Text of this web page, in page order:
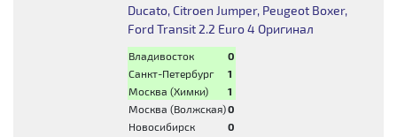
Ducato, Citroen Jumper, Peugeot Boxer,
Ford Transit 2.2 Euro 4 Оригинал
Владивосток
0
Санкт-Петербург
1
Москва (Химки)
1
Москва (Волжская)0
Новосибирск
0